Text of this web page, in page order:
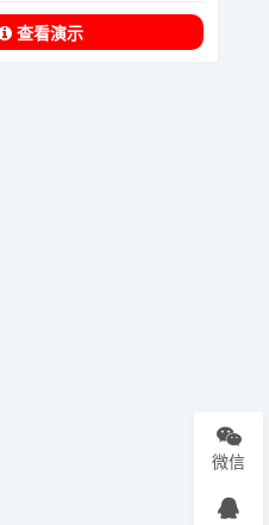
查看演示
微信